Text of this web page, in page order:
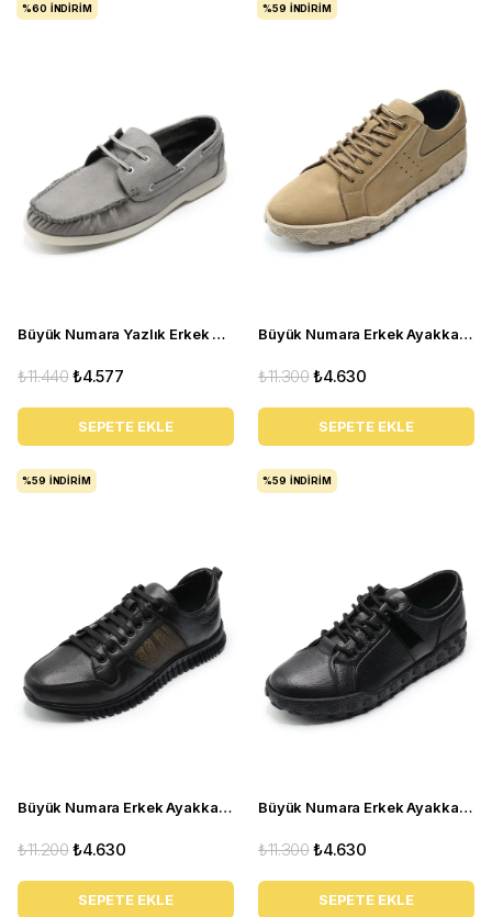
Büyük Numara Yazlık Erkek Ayakkabısı Utkan001 gri
₺4.577
₺11.440
SEPETE EKLE
%60 İNDIRIM
Büyük Numara Erkek Ayakkabı GOM8013 Kum
₺4.630
₺11.300
SEPETE EKLE
%59 İNDIRIM
Büyük Numara Erkek Ayakkabı TR4113 Siyah
₺4.630
₺11.200
SEPETE EKLE
%59 İNDIRIM
Büyük Numara Erkek Ayakkabı GOM6166 Siyah
₺4.630
₺11.300
SEPETE EKLE
%59 İNDIRIM